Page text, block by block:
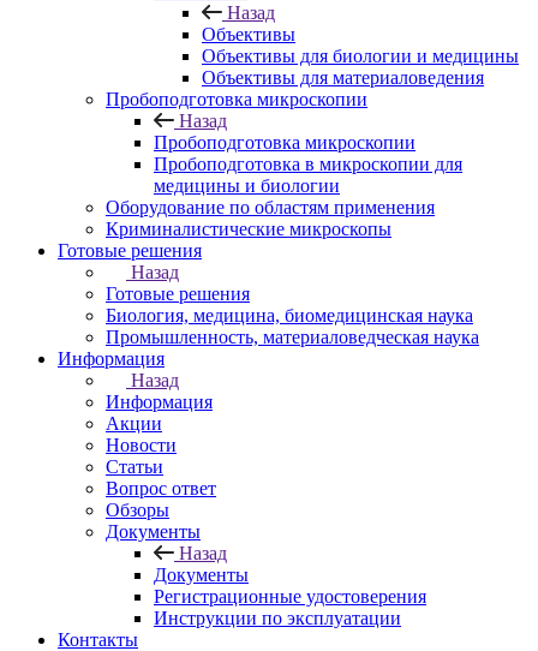
Назад
Объективы
Объективы для биологии и медицины
Объективы для материаловедения
Пробоподготовка микроскопии
Назад
Пробоподготовка микроскопии
Пробоподготовка в микроскопии для
медицины и биологии
Оборудование по областям применения
Криминалистические микроскопы
Готовые решения
Назад
Готовые решения
Биология, медицина, биомедицинская наука
Промышленность, материаловедческая наука
Информация
Назад
Информация
Акции
Новости
Статьи
Вопрос ответ
Обзоры
Документы
Назад
Документы
Регистрационные удостоверения
Инструкции по эксплуатации
Контакты